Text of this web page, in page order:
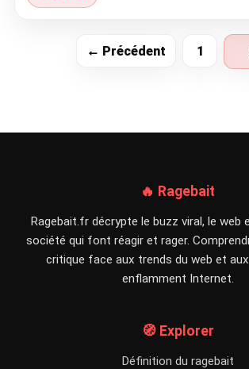
← Précédent 1
🔥 Ragebait
Ragebait.fr décrypte le buzz viral, le web
société qui font réagir et rager.
critique face aux trends du web et
enflamment Internet.
🧭 Explorer
Définition du ragebait